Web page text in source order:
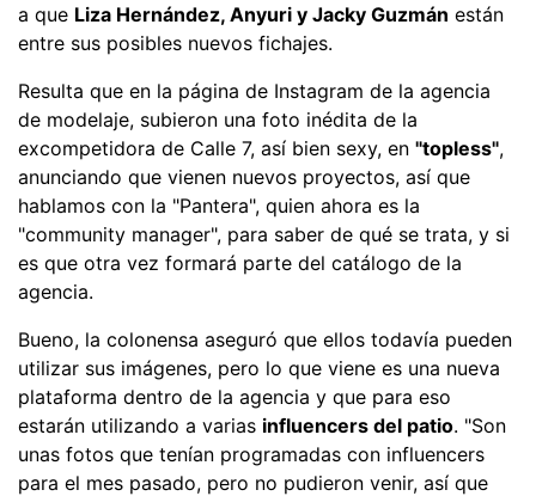
a que Liza Hernández, Anyuri y Jacky Guzmán están
entre sus posibles nuevos fichajes.
Resulta que en la página de Instagram de la agencia
de modelaje, subieron una foto inédita de la
excompetidora de Calle 7, así bien sexy, en "topless",
anunciando que vienen nuevos proyectos, así que
hablamos con la "Pantera", quien ahora es la
"community manager", para saber de qué se trata, y si
es que otra vez formará parte del catálogo de la
agencia.
Bueno, la colonensa aseguró que ellos todavía pueden
utilizar sus imágenes, pero lo que viene es una nueva
plataforma dentro de la agencia y que para eso
estarán utilizando a varias influencers del patio. "Son
unas fotos que tenían programadas con influencers
para el mes pasado, pero no pudieron venir, así que